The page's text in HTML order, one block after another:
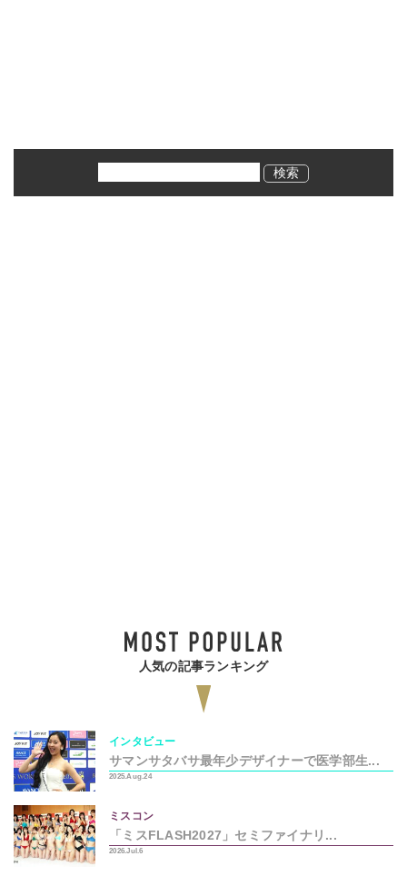
人気の記事ランキング
インタビュー
サマンサタバサ最年少デザイナーで医学部生...
2025.Aug.24
ミスコン
「ミスFLASH2027」セミファイナリ...
2026.Jul.6